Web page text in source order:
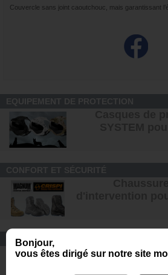
Bonjour,
vous êtes dirigé sur notre site
Couvercle sans joint caoutchouc, mais garantissant
CONSEIL
Comment